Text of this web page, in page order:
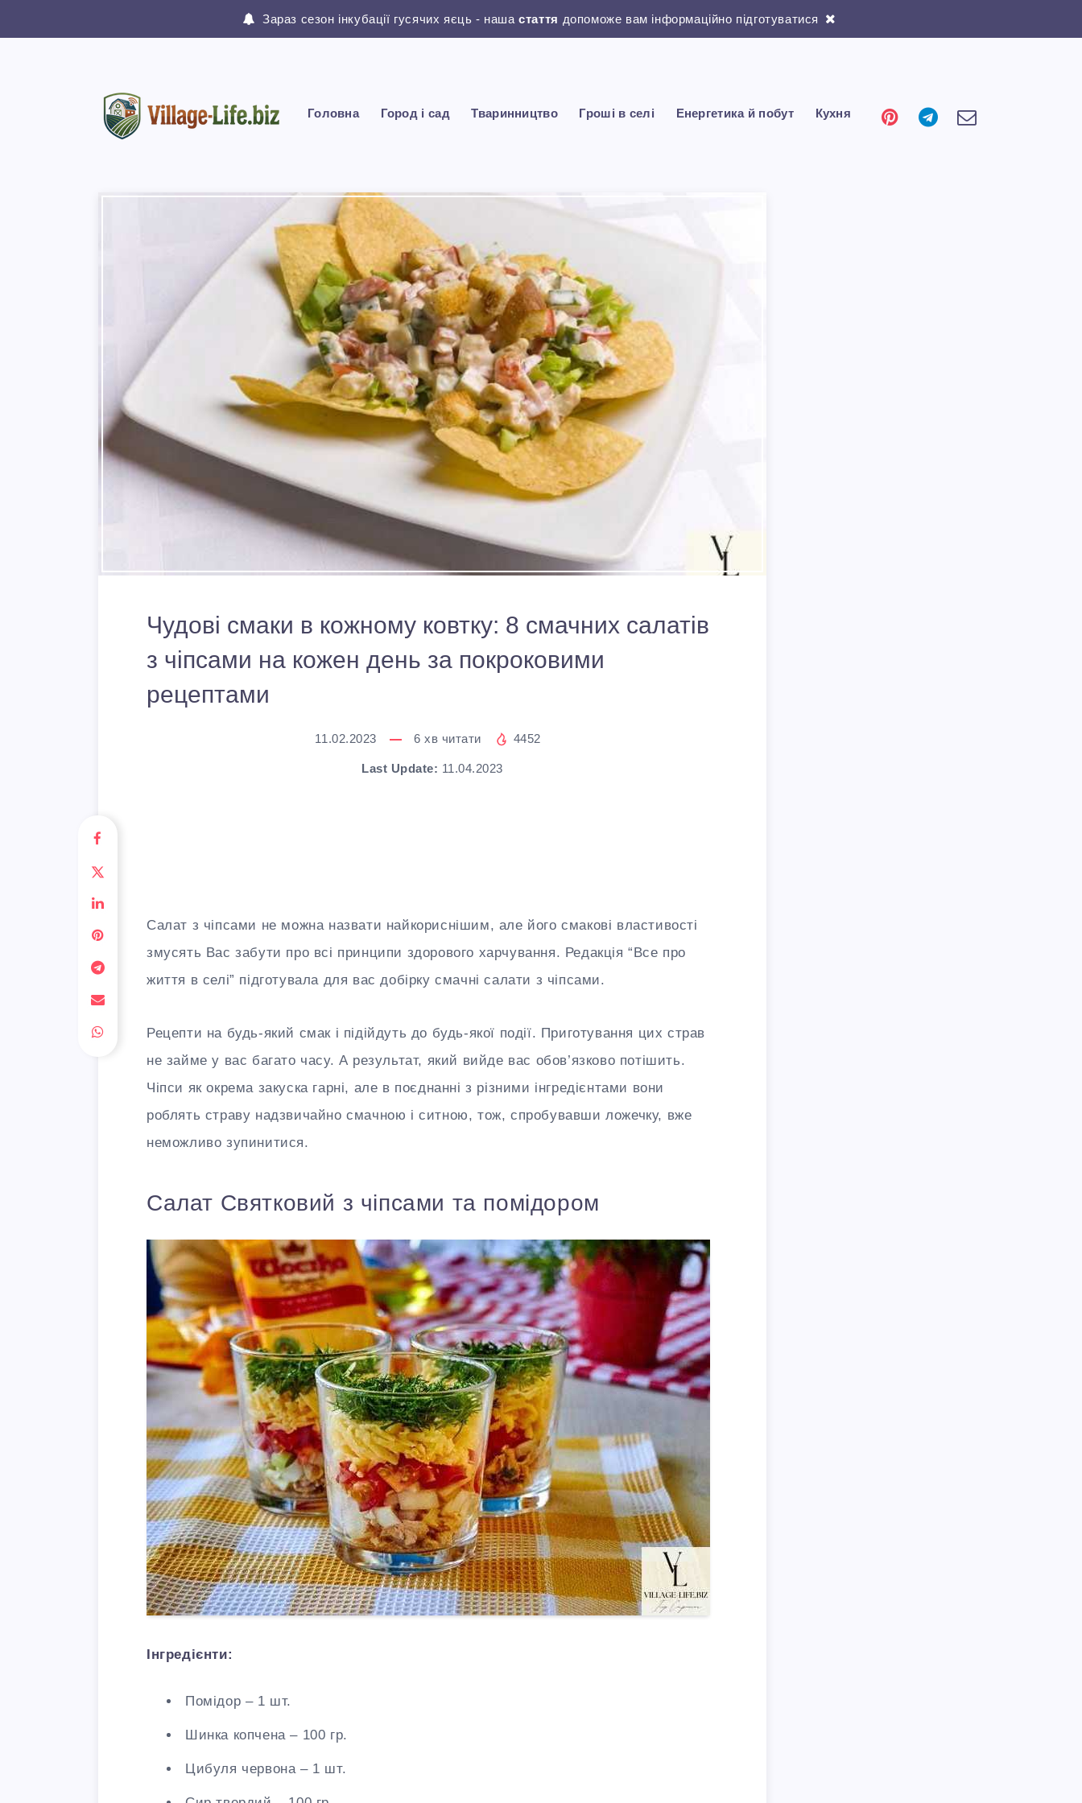
Зараз сезон інкубації гусячих яєць - нашастаття допоможе вам інформаційно підготуватися
Головна Город і сад Тваринництво Гроші в селі Енергетика й побут Кухня
Чудові смаки в кожному ковтку: 8 смачних салатів
з чіпсами на кожен день за покроковими
рецептами
11.02.2023 6 хв читати 4452
Last Update: 11.04.2023
Салат з чіпсами не можна назвати найкориснішим, але його смакові властивості
змусять Вас забути про всі принципи здорового харчування. Редакція “Все про
життя в селі” підготувала для вас добірку смачні салати з чіпсами.
Рецепти на будь-який смак і підійдуть до будь-якої події. Приготування цих страв
не займе у вас багато часу. А результат, який вийде вас обов’язково потішить.
Чіпси як окрема закуска гарні, але в поєднанні з різними інгредієнтами вони
роблять страву надзвичайно смачною і ситною, тож, спробувавши ложечку, вже
неможливо зупинитися.
Салат Святковий з чіпсами та помідором
Інгредієнти:
Помідор – 1 шт.
Шинка копчена – 100 гр.
Цибуля червона – 1 шт.